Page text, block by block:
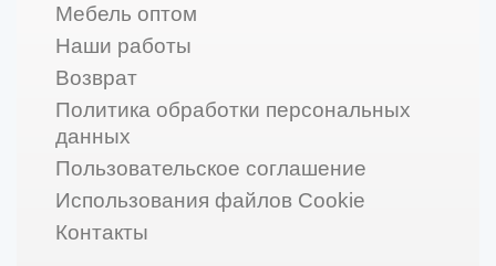
Мебель оптом
Наши работы
Возврат
Политика обработки персональных
данных
Пользовательское соглашение
Использования файлов Cookie
Контакты